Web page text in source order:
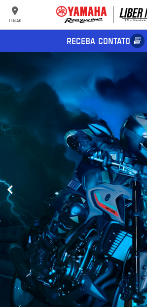
LOJAS
RECEBA CONTATO